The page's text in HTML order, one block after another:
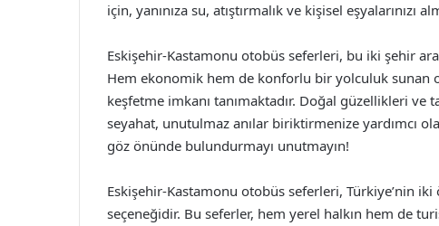
için, yanınıza su, atıştırmalık ve kişisel eşyalarınızı
Eskişehir-Kastamonu otobüs seferleri, bu iki şehir
Hem ekonomik hem de konforlu bir yolculuk sunan
keşfetme imkanı tanımaktadır. Doğal güzellikleri
seyahat, unutulmaz anılar biriktirmenize yardımcı
göz önünde bulundurmayı unutmayın!
Eskişehir-Kastamonu otobüs seferleri, Türkiye’nin
seçeneğidir. Bu seferler, hem yerel halkın hem de